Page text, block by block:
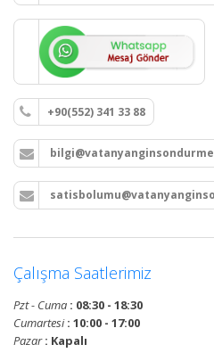
+90(552) 341 33 88
Çalışma Saatlerimiz
Pzt - Cuma : 08:30 - 18:30
Cumartesi: 10:00 - 17:00
Pazar: Kapalı